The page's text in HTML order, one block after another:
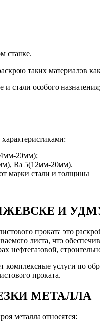
станке.
таких материалов
стали особого назначения;
20мм);
Ra 5(12мм-20мм).
марки стали и толщины
И
проката это
листа, что
нефтегазовой,
услуги по
проката.
МЕТАЛЛА
металла относятся: